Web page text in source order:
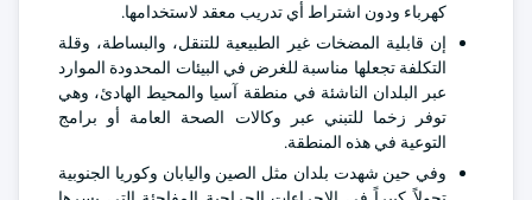
كهرباء ودون اشتراط أي تدريب معقد لاستخدامها.
إن قابلية المضخات غير الطبيعية للتنقل، والبساطة، وقلة
التكلفة تجعلها مناسبة للغرض في البيئات المحدودة الموارد
عبر البلدان الناشئة في منطقة آسيا والمحيط الهادئ، وهي
توفر زخما للتبني عبر وكالات الصحة العامة أو برامج
التوعية في هذه المنطقة.
وفي حين شهدت بلدان مثل الصين واليابان وكوريا الجنوبية